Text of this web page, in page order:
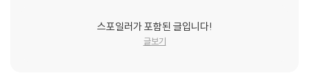
스포일러가 포함된 글입니다!
글보기